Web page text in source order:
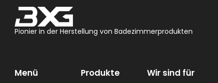
Pionier in der Herstellung von Badezimmerprodukten
Menü Produkte
Wir sind für